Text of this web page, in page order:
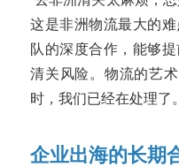
这是非洲物流最大的
队的深度合作，能够
清关风险。物流的艺
时，我们已经在处理了。
企业出海的长期